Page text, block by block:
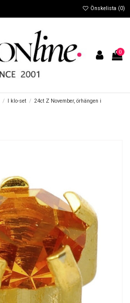
Önskelista (0)
0
I klo-set
24ct Z November, örhängen i